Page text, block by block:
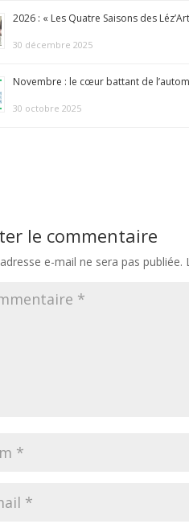
2026 : « Les Quatre Saisons des
30 décembre 2025
Novembre : le cœur battant de
30 octobre 2025
le commentaire
e-mail ne sera pas publiée.